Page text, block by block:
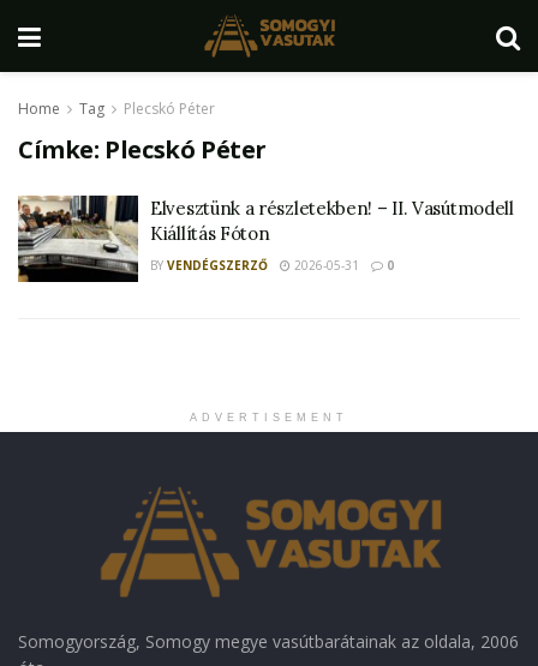
Home Tag Plecskó Péter
Címke: Plecskó Péter
Elvesztünk a részletekben! – II. Vasútmodell
Kiállítás Fóton
BY VENDÉGSZERZŐ 2026-05-31 0
ADVERTISEMENT
Somogyország, Somogy megye vasútbarátainak az oldala, 2006